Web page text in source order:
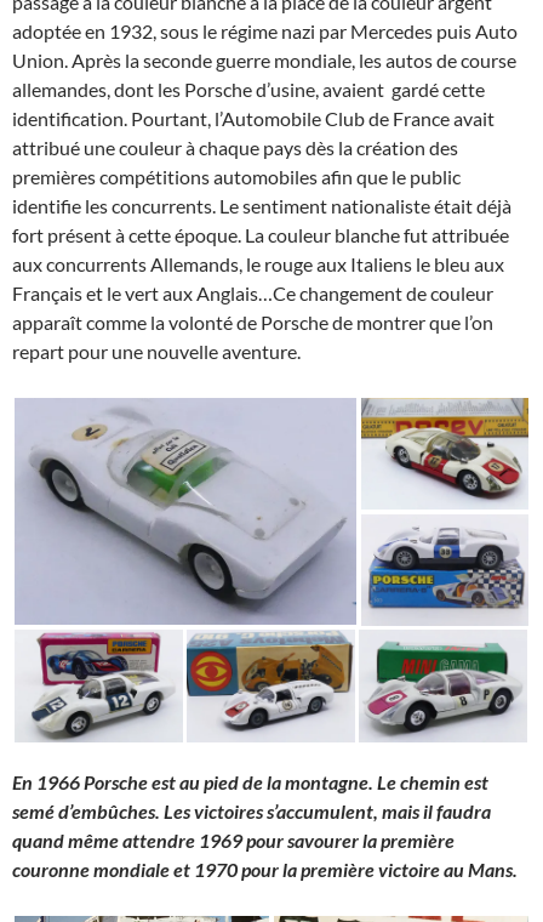
adoptée en 1932, sous le régime nazi par Mercedes puis Auto
Union. Après la seconde guerre mondiale, les autos de course
allemandes, dont les Porsche d’usine, avaient gardé cette
identification. Pourtant, l’Automobile Club de France avait
attribué une couleur à chaque pays dès la création des
premières compétitions automobiles afin que le public
identifie les concurrents. Le sentiment nationaliste était déjà
fort présent à cette époque. La couleur blanche fut attribuée
aux concurrents Allemands, le rouge aux Italiens le bleu aux
Français et le vert aux Anglais…Ce changement de couleur
apparaît comme la volonté de Porsche de montrer que l’on
repart pour une nouvelle aventure.
En 1966 Porsche est au pied de la montagne. Le chemin est
semé d’embûches. Les victoires s’accumulent, mais il faudra
quand même attendre 1969 pour savourer la première
couronne mondiale et 1970 pour la première victoire au Mans.